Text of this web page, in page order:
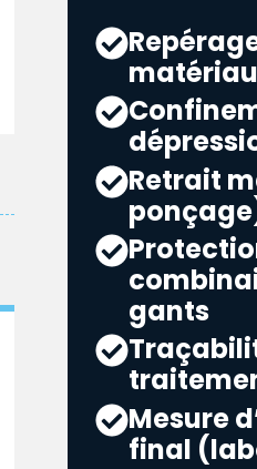
Retrait
gants
Mesure
final